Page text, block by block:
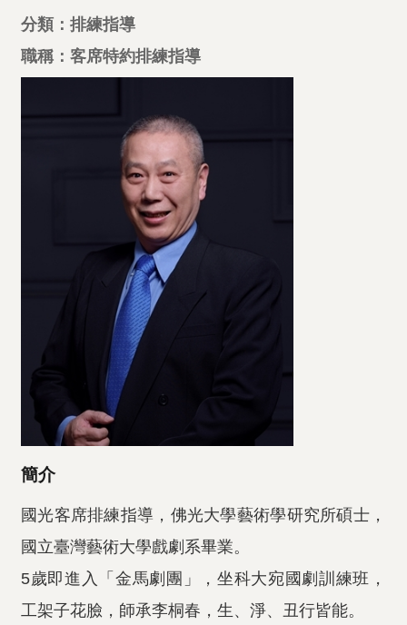
分類：排練指導
職稱：客席特約排練指導
簡介
國光客席排練指導，佛光大學藝術學研究所碩士，
國立臺灣藝術大學戲劇系畢業。
5歲即進入「金馬劇團」，坐科大宛國劇訓練班，
工架子花臉，師承李桐春，生、淨、丑行皆能。